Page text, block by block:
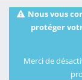
Nous vous
protéger
Merci de